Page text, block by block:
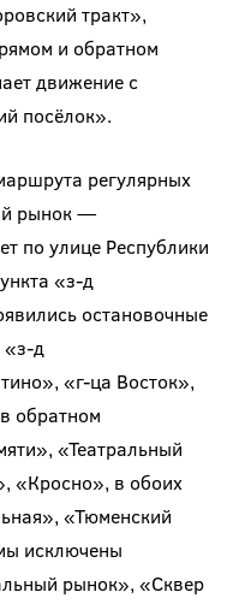
тракт»,
и обратном
движение с
посёлок».
регулярных
рынок —
по улице Республики
«з-д
остановочные
«з-д
«г-ца Восток»,
обратном
«Театральный
«Кросно», в обоих
«Тюменский
исключены
рынок», «Сквер